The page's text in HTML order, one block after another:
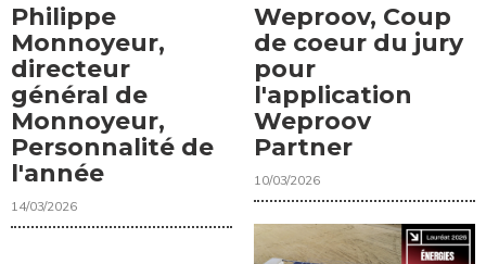
Philippe
Monnoyeur,
directeur
général de
Monnoyeur,
Personnalité de
l'année
14/03/2026
Weproov, Coup
de coeur du jury
pour
l'application
Weproov
Partner
10/03/2026